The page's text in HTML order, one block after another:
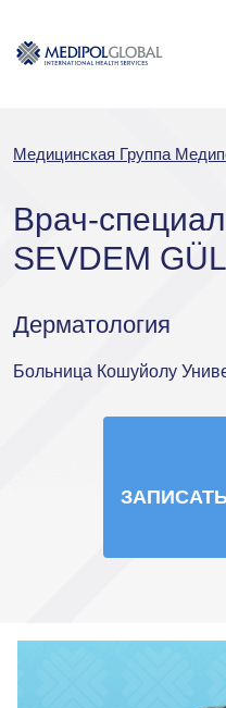
Медицинская Группа
Врач-
SEVDEM
Дерматология
Больница Кошуйолу